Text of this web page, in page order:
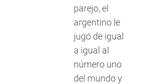
parejo, el
argentino le
jugó de igual
a igual al
número uno
del mundo y